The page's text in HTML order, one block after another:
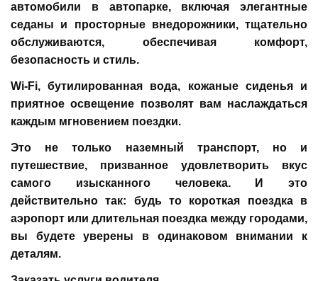
автомобили в автопарке, включая элегантные
седаны и просторные внедорожники, тщательно
обслуживаются, обеспечивая комфорт,
безопасность и стиль.
Wi-Fi, бутилированная вода, кожаные сиденья и
приятное освещение позволят вам наслаждаться
каждым мгновением поездки.
Это не только наземный транспорт, но и
путешествие, призванное удовлетворить вкус
самого изысканного человека. И это
действительно так: будь то короткая поездка в
аэропорт или длительная поездка между городами,
вы будете уверены в одинаковом внимании к
деталям.